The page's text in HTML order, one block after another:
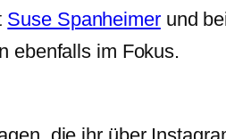
Suse Spanheimerund
ebenfalls im Fokus.